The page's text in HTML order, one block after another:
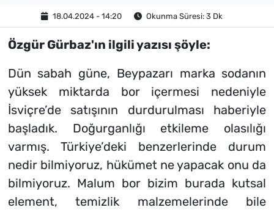
18.04.2024 - 14:20 Okunma Süresi: 3 Dk
Özgür Gürbaz'ın ilgili yazısı şöyle:
Dün sabah güne, Beypazarı marka sodanın
yüksek miktarda bor içermesi nedeniyle
İsviçre’de satışının durdurulması haberiyle
başladık. Doğurganlığı etkileme olasılığı
varmış. Türkiye’deki benzerlerinde durum
nedir bilmiyoruz, hükümet ne yapacak onu da
bilmiyoruz. Malum bor bizim burada kutsal
element, temizlik malzemelerinde bile